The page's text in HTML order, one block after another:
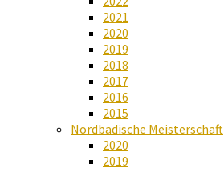
2021
2020
2019
2018
2017
2016
2015
Nordbadische Meisterschaft
2020
2019